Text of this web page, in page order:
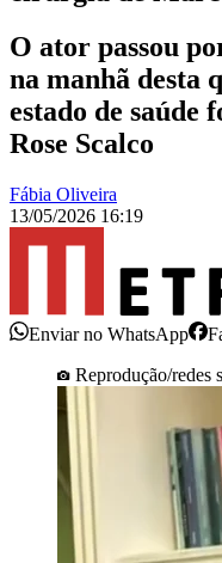
O ator passou
na manhã desta
estado de saúde
Rose Scalco
Fábia Oliveira
13/05/2026 16:19
Enviar no WhatsApp
Reprodução/redes